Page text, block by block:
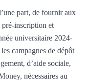
part, de fournir aux
inscription et
universitaire 2024-
campagnes de dépôt
d’aide sociale,
nécessaires au